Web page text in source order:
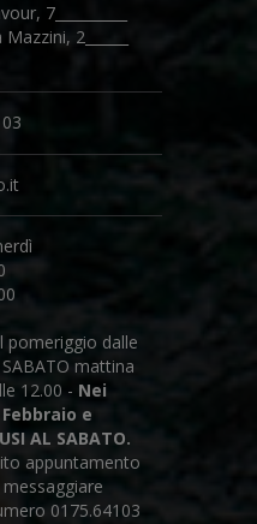
7__________
2______
pomeriggio dalle
mattina
12.00 - Nei
e
AL SABATO.
appuntamento
0175.64103